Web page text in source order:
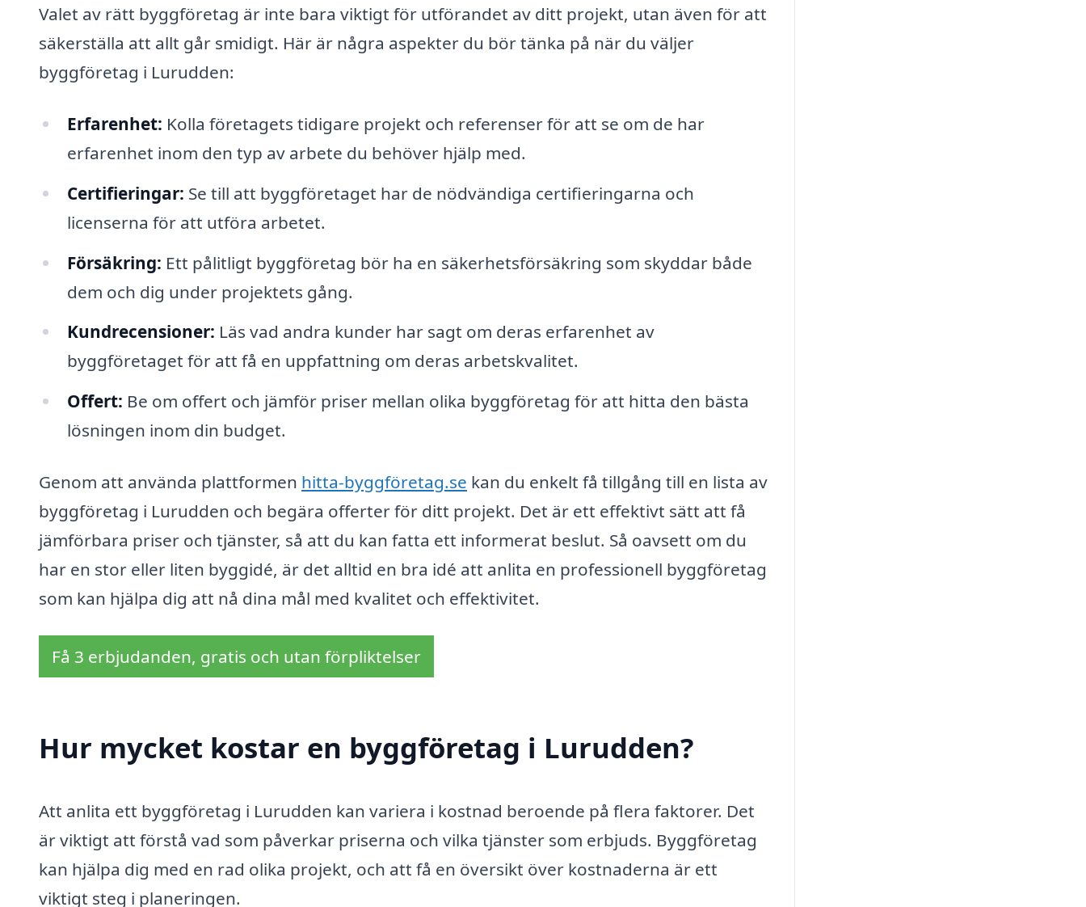
Valet av rätt byggföretag är inte bara viktigt för utförandet av ditt projekt, utan även för att
säkerställa att allt går smidigt. Här är några aspekter du bör tänka på när du väljer
byggföretag i Lurudden:
Erfarenhet: Kolla företagets tidigare projekt och referenser för att se om de har
erfarenhet inom den typ av arbete du behöver hjälp med.
Certifieringar: Se till att byggföretaget har de nödvändiga certifieringarna och
licenserna för att utföra arbetet.
Försäkring: Ett pålitligt byggföretag bör ha en säkerhetsförsäkring som skyddar både
dem och dig under projektets gång.
Kundrecensioner: Läs vad andra kunder har sagt om deras erfarenhet av
byggföretaget för att få en uppfattning om deras arbetskvalitet.
Offert: Be om offert och jämför priser mellan olika byggföretag för att hitta den bästa
lösningen inom din budget.
Genom att använda plattformen hitta-byggföretag.se kan du enkelt få tillgång till en lista av
byggföretag i Lurudden och begära offerter för ditt projekt. Det är ett effektivt sätt att få
jämförbara priser och tjänster, så att du kan fatta ett informerat beslut. Så oavsett om du
har en stor eller liten byggidé, är det alltid en bra idé att anlita en professionell byggföretag
som kan hjälpa dig att nå dina mål med kvalitet och effektivitet.
Få 3 erbjudanden, gratis och utan förpliktelser
Hur mycket kostar en byggföretag i Lurudden?
Att anlita ett byggföretag i Lurudden kan variera i kostnad beroende på flera faktorer. Det
är viktigt att förstå vad som påverkar priserna och vilka tjänster som erbjuds. Byggföretag
kan hjälpa dig med en rad olika projekt, och att få en översikt över kostnaderna är ett
viktigt steg i planeringen.